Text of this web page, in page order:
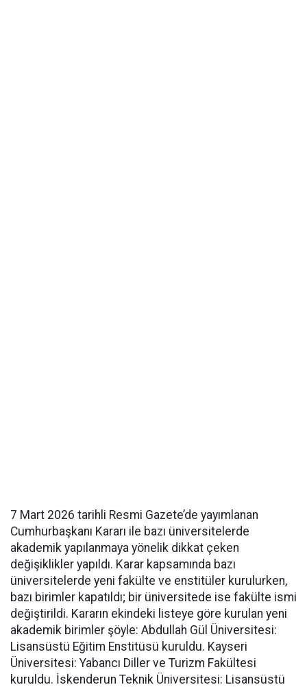
7 Mart 2026 tarihli Resmi Gazete’de yayımlanan
Cumhurbaşkanı Kararı ile bazı üniversitelerde
akademik yapılanmaya yönelik dikkat çeken
değişiklikler yapıldı. Karar kapsamında bazı
üniversitelerde yeni fakülte ve enstitüler kurulurken,
bazı birimler kapatıldı; bir üniversitede ise fakülte ismi
değiştirildi. Kararın ekindeki listeye göre kurulan yeni
akademik birimler şöyle: Abdullah Gül Üniversitesi:
Lisansüstü Eğitim Enstitüsü kuruldu. Kayseri
Üniversitesi: Yabancı Diller ve Turizm Fakültesi
kuruldu. İskenderun Teknik Üniversitesi: Lisansüstü